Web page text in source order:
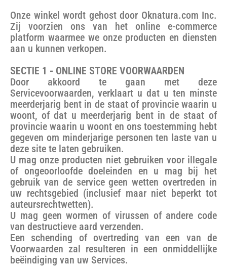
Onze winkel wordt gehost door Oknatura.com Inc.
Zij voorzien ons van het online e-commerce
platform waarmee we onze producten en diensten
aan u kunnen verkopen.
SECTIE 1 - ONLINE STORE VOORWAARDEN
Door akkoord te gaan met deze
Servicevoorwaarden, verklaart u dat u ten minste
meerderjarig bent in de staat of provincie waarin u
woont, of dat u meerderjarig bent in de staat of
provincie waarin u woont en ons toestemming hebt
gegeven om minderjarige personen ten laste van u
deze site te laten gebruiken.
U mag onze producten niet gebruiken voor illegale
of ongeoorloofde doeleinden en u mag bij het
gebruik van de service geen wetten overtreden in
uw rechtsgebied (inclusief maar niet beperkt tot
auteursrechtwetten).
U mag geen wormen of virussen of andere code
van destructieve aard verzenden.
Een schending of overtreding van een van de
Voorwaarden zal resulteren in een onmiddellijke
beëindiging van uw Services.